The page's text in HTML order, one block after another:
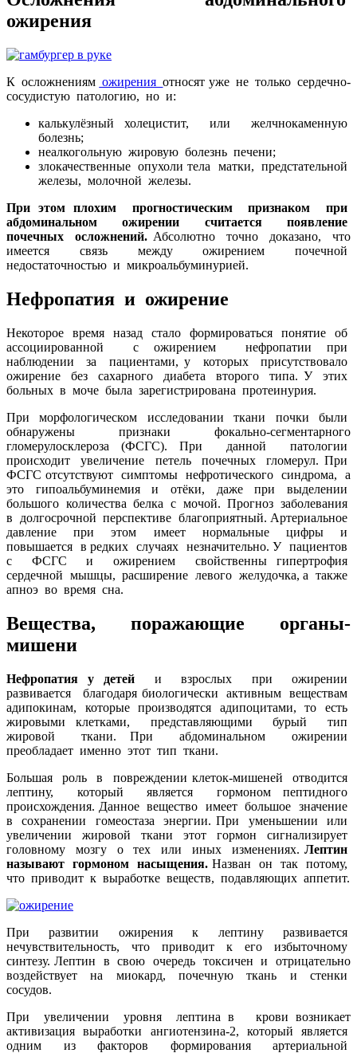
ожирения
К осложнениям ожиренияотносят уже не только сердечно-
сосудистую патологию, но и:
калькулёзный холецистит, или желчнокаменную
болезнь;
неалкогольную жировую болезнь печени;
злокачественные опухоли тела матки, предстательной
железы, молочной железы.
При этом плохим прогностическим признаком при
абдоминальном ожирении считается появление
почечных осложнений. Абсолютно точно доказано, что
имеется связь между ожирением почечной
недостаточностью и микроальбуминурией.
Нефропатия и ожирение
Некоторое время назад стало формироваться понятие об
ассоциированной с ожирением нефропатии при
наблюдении за пациентами, у которых присутствовало
ожирение без сахарного диабета второго типа. У этих
больных в моче была зарегистрирована протеинурия.
При морфологическом исследовании ткани почки были
обнаружены признаки фокально-сегментарного
гломерулосклероза (ФСГС). При данной патологии
происходит увеличение петель почечных гломерул. При
ФСГС отсутствуют симптомы нефротического синдрома, а
это гипоальбуминемия и отёки, даже при выделении
большого количества белка с мочой. Прогноз заболевания
в долгосрочной перспективе благоприятный. Артериальное
давление при этом имеет нормальные цифры и
повышается в редких случаях незначительно. У пациентов
с ФСГС и ожирением свойственны гипертрофия
сердечной мышцы, расширение левого желудочка, а также
апноэ во время сна.
Вещества, поражающие органы-
мишени
Нефропатия у детей и взрослых при ожирении
развивается благодаря биологически активным веществам
адипокинам, которые производятся адипоцитами, то есть
жировыми клетками, представляющими бурый тип
жировой ткани. При абдоминальном ожирении
преобладает именно этот тип ткани.
Большая роль в повреждении клеток-мишеней отводится
лептину, который является гормоном пептидного
происхождения. Данное вещество имеет большое значение
в сохранении гомеостаза энергии. При уменьшении или
увеличении жировой ткани этот гормон сигнализирует
головному мозгу о тех или иных изменениях. Лептин
называют гормоном насыщения. Назван он так потому,
что приводит к выработке веществ, подавляющих аппетит.
При развитии ожирения к лептину развивается
нечувствительность, что приводит к его избыточному
синтезу. Лептин в свою очередь токсичен и отрицательно
воздействует на миокард, почечную ткань и стенки
сосудов.
При увеличении уровня лептина в крови возникает
активизация выработки ангиотензина-2, который является
одним из факторов формирования артериальной